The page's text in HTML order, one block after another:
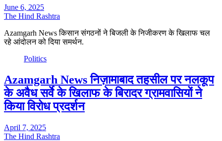
June 6, 2025
The Hind Rashtra
Azamgarh News किसान संगठनों ने बिजली के निजीकरण के खिलाफ चल
रहे आंदोलन को दिया समर्थन.
Politics
Azamgarh News निज़ामाबाद तहसील पर नलकूप
के अवैध सर्वे के खिलाफ के बिरादर ग्रामवासियों ने
किया विरोध प्रदर्शन
April 7, 2025
The Hind Rashtra